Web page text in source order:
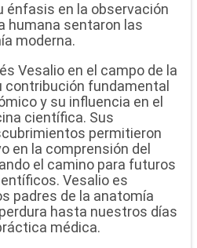
énfasis en la observación
humana sentaron las
moderna.
Vesalio en el campo de la
contribución fundamental
y su influencia en el
científica. Sus
permitieron
en la comprensión del
el camino para futuros
Vesalio es
padres de la anatomía
hasta nuestros días
médica.